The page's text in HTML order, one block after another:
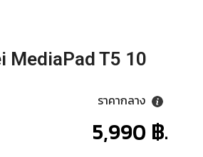
MediaPad T5 10
ราคากลาง
5,990 ฿.